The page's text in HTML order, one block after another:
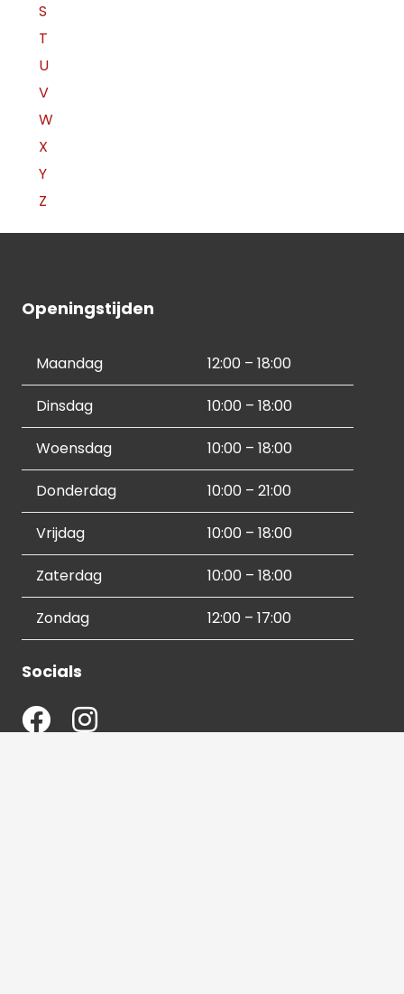
S
T
U
V
W
X
Y
Z
Openingstijden
Maandag 12:00 – 18:00
Dinsdag 10:00 – 18:00
Woensdag 10:00 – 18:00
Donderdag 10:00 – 21:00
Vrijdag 10:00 – 18:00
Zaterdag 10:00 – 18:00
Zondag 12:00 – 17:00
Socials